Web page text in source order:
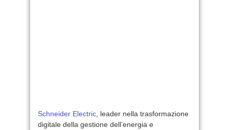
Schneider Electric , leader nella trasformazione
digitale della gestione dell’energia e